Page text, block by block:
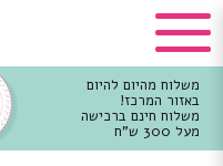
משלוח מהיום להיום
באזור המרכז!
משלוח חינם ברכישה
מעל 300 ש"ח